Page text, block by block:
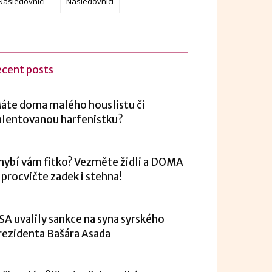
posts
doma malého houslistu či
harfenistku?
vám fitko? Vezměte židli a DOMA
procvičte zadek i stehna!
uvalily sankce na syna syrského
Bašára Asada